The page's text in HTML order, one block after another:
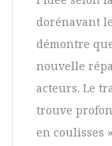
dorénavant
démontre
nouvelle
acteurs. Le
trouve
en coulisses